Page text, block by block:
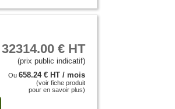
32314.00 € HT
(prix public indicatif)
Ou658.24 € HT / mois
(voir fiche produit
pour en savoir plus)